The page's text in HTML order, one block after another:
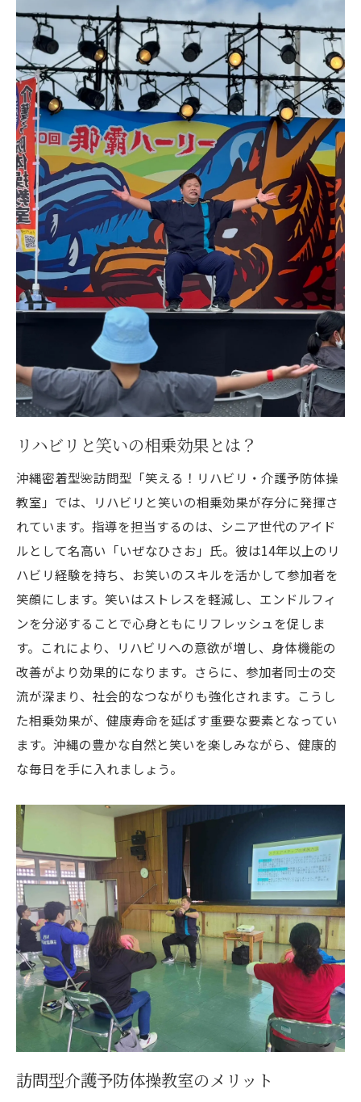
訪問リハビリで生活の質を向上させる
沖縄特有の風景と共に楽しむ
参加者の健康改善例
笑いが健康に与える影響を詳しく解説
沖縄県のシニア必見！いぜなひさお氏の訪問型
介護予防体操教室
地域に根ざしたサービスの提供
教室の参加方法と料金について
訪問型ならではの利便性
沖縄県内での人気の理由
教室で得られる健康への効果
いぜなひさお氏が語る教室への想い
笑いと健康を提供する沖縄密着型訪問リハビリ
の全貌
笑いを通じて得られる心身の健康
沖縄密着型の訪問リハビリの特長
参加者の体験談から学ぶ
安全で効果的なリハビリ方法
長期間続けやすいプログラム設計
いぜなひさお氏の訪問型リハビリ教室が沖縄で
大人気！その理由とは
教室の人気の秘訣を探る
沖縄県内での広がり
リハビリと笑いの融合がもたらす効果
参加者が語る成功の鍵
地域社会との連携の重要性
沖縄の伝統と文化を取り入れたプログラム
訪問リハビリの始め方
健康を維持するための具体的アプローチ
いぜなひさお氏の指導から得られる学び
訪問リハビリが日常生活に与える影響
笑顔で続けられる体操の秘訣
沖縄のシニアにとってのリハビリの価値
リハビリと笑いの相乗効果とは？
沖縄密着型🌺訪問型「笑える！リハビリ・介護予防体操
教室」では、リハビリと笑いの相乗効果が存分に発揮さ
れています。指導を担当するのは、シニア世代のアイド
ルとして名高い「いぜなひさお」氏。彼は14年以上のリ
ハビリ経験を持ち、お笑いのスキルを活かして参加者を
笑顔にします。笑いはストレスを軽減し、エンドルフィ
ンを分泌することで心身ともにリフレッシュを促しま
す。これにより、リハビリへの意欲が増し、身体機能の
改善がより効果的になります。さらに、参加者同士の交
流が深まり、社会的なつながりも強化されます。こうし
た相乗効果が、健康寿命を延ばす重要な要素となってい
ます。沖縄の豊かな自然と笑いを楽しみながら、健康的
な毎日を手に入れましょう。
訪問型介護予防体操教室のメリット